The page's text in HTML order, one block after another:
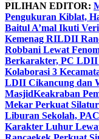
PILIHAN EDITOR:
Pengukuran Kiblat,
Baitul A’mal Ikuti
Kemenag RILDII
Robbani Lewat
Berkarakter, PC LDII
Kolaborasi 3
LDII Cikancung dan
MasjidKeakraban
Mekar Perkuat
Liburan Sekolah,
Karakter Luhur